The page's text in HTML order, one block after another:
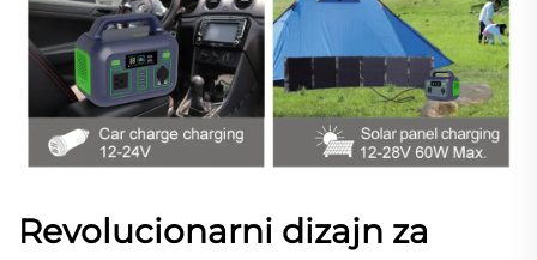
Revolucionarni dizajn za